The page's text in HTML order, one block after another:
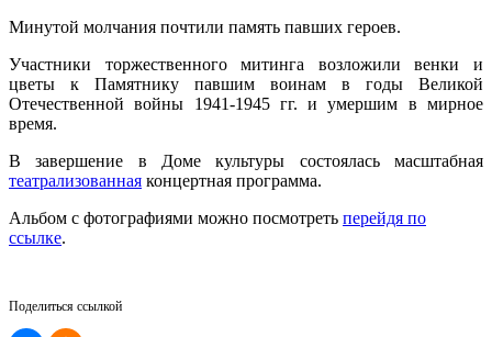
Минутой молчания почтили память павших героев.
Участники торжественного митинга возложили венки и
цветы к Памятнику павшим воинам в годы Великой
Отечественной войны 1941-1945 гг. и умершим в мирное
время.
В завершение в Доме культуры состоялась масштабная
театрализованная концертная программа.
Альбом с фотографиями можно посмотреть перейдя по
ссылке.
Поделиться ссылкой